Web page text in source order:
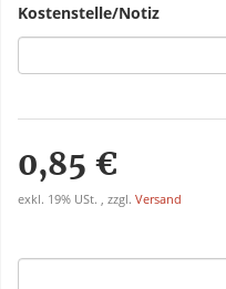
Kostenstelle/Notiz
0,85 €
exkl. 19% USt. , zzgl. Versand